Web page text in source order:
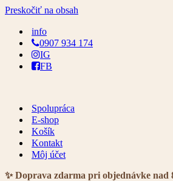
Preskočiť na obsah
info
0907 934 174
IG
FB
Spolupráca
E-shop
Košík
Kontakt
Môj účet
✨ Doprava zdarma pri objednávke nad